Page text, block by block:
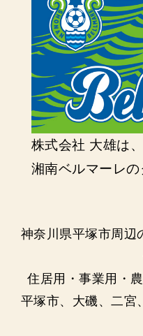
株式会社 大雄は、
湘南ベルマーレ
神奈川県平塚市周辺
住居用・事業用・
平塚市、大磯、二宮